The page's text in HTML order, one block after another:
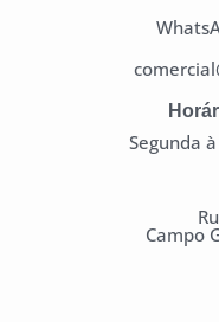
Segunda
Campo